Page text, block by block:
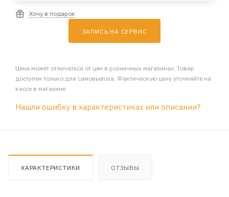
Хочу в подарок
ЗАПИСЬ НА СЕРВИС
Цена может отличаться от цен в розничных магазинах. Товар
доступен только для самовывоза. Фактическую цену уточняйте на
кассе в магазине
Нашли ошибку в характеристиках или описании?
ХАРАКТЕРИСТИКИ ОТЗЫВЫ